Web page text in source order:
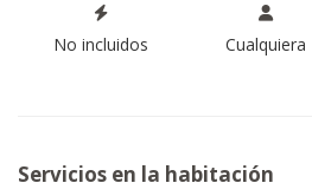
No incluidos Cualquiera
Servicios en la habitación